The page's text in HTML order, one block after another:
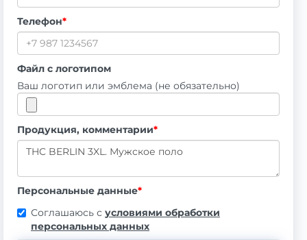
Телефон*
Файл с логотипом
Ваш логотип или эмблема (не обязательно)
Продукция, комментарии*
Персональные данные*
Соглашаюсь с условиями обработки
персональных данных